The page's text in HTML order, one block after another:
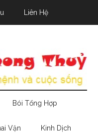
Liên Hệ
Bói Tổng Hợp
Vận Kinh Dịch